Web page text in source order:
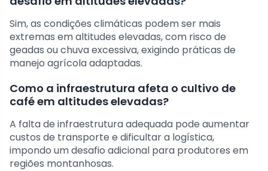
Sim, as condições climáticas podem ser mais
extremas em altitudes elevadas, com risco de
geadas ou chuva excessiva, exigindo práticas de
manejo agrícola adaptadas.
Como a infraestrutura afeta o cultivo de
café em altitudes elevadas?
A falta de infraestrutura adequada pode aumentar
custos de transporte e dificultar a logística,
impondo um desafio adicional para produtores em
regiões montanhosas.